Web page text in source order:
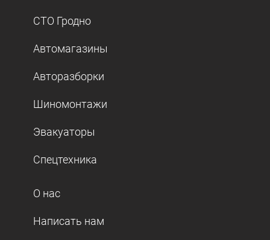
СТО Гродно
Автомагазины
Авторазборки
Шиномонтажи
Эвакуаторы
Спецтехника
О нас
Написать нам